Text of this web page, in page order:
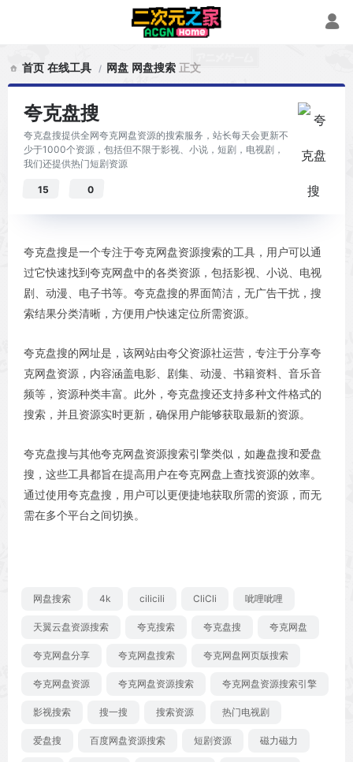
首页 在线工具 网盘 网盘搜索 正文
夸克盘搜
夸克盘搜提供全网夸克网盘资源的搜索服务，站长每天会更新不
少于1000个资源，包括但不限于影视、小说，短剧，电视剧，
我们还提供热门短剧资源
15 0
夸克盘搜是一个专注于夸克网盘资源搜索的工具，用户可以通
过它快速找到夸克网盘中的各类资源，包括影视、小说、电视
剧、动漫、电子书等。夸克盘搜的界面简洁，无广告干扰，搜
索结果分类清晰，方便用户快速定位所需资源。
夸克盘搜的网址是，该网站由夸父资源社运营，专注于分享夸
克网盘资源，内容涵盖电影、剧集、动漫、书籍资料、音乐音
频等，资源种类丰富。此外，夸克盘搜还支持多种文件格式的
搜索，并且资源实时更新，确保用户能够获取最新的资源。
夸克盘搜与其他夸克网盘资源搜索引擎类似，如趣盘搜和爱盘
搜，这些工具都旨在提高用户在夸克网盘上查找资源的效率。
通过使用夸克盘搜，用户可以更便捷地获取所需的资源，而无
需在多个平台之间切换。
网盘搜索 4k cilicili CliCli 呲哩呲哩
天翼云盘资源搜索 夸克搜索 夸克盘搜 夸克网盘
夸克网盘分享 夸克网盘搜索 夸克网盘网页版搜索
夸克网盘资源 夸克网盘资源搜索 夸克网盘资源搜索引擎
影视搜索 搜一搜 搜索资源 热门电视剧
爱盘搜 百度网盘资源搜索 短剧资源 磁力磁力